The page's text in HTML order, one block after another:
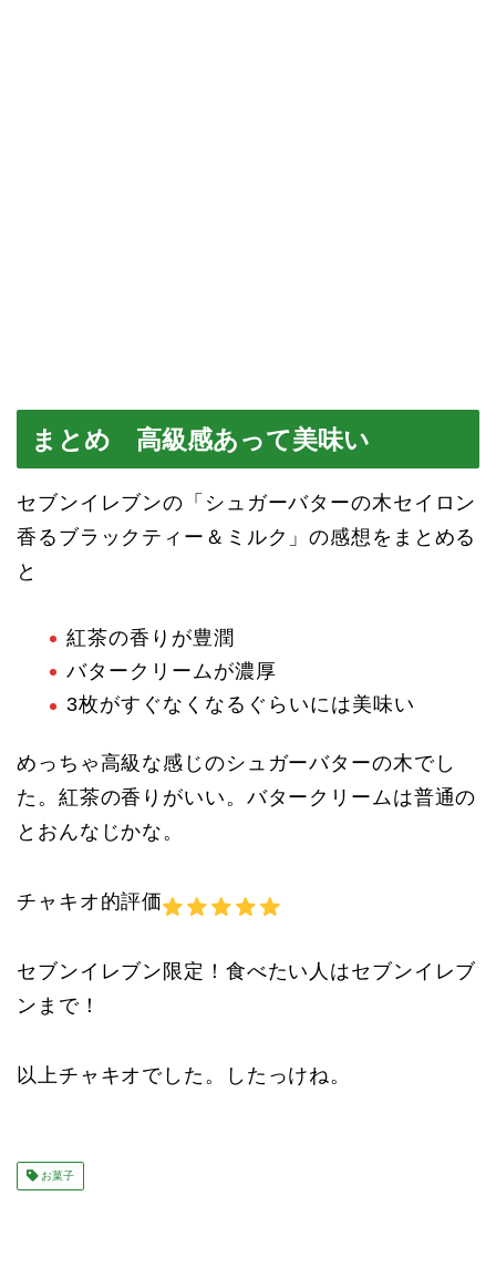
まとめ 高級感あって美味い
セブンイレブンの「シュガーバターの木セイロン
香るブラックティー＆ミルク」の感想をまとめる
と
紅茶の香りが豊潤
バタークリームが濃厚
3枚がすぐなくなるぐらいには美味い
めっちゃ高級な感じのシュガーバターの木でし
た。紅茶の香りがいい。バタークリームは普通の
とおんなじかな。
チャキオ的評価
セブンイレブン限定！食べたい人はセブンイレブ
ンまで！
以上チャキオでした。したっけね。
お菓子